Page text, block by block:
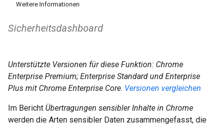
Weitere Informationen
Sicherheitsdashboard
Unterstützte Versionen für diese Funktion: Chrome
Enterprise Premium; Enterprise Standard und Enterprise
Plus mit Chrome Enterprise Core. Versionen vergleichen
Im Bericht Übertragungen sensibler Inhalte in Chrome
werden die Arten sensibler Daten zusammengefasst, die